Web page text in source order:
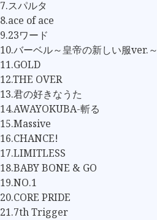
7.スパルタ
8.ace of ace
9.23ワード
10.バーベル～皇帝の新しい服ver.～
11.GOLD
12.THE OVER
13.君の好きなうた
14.AWAYOKUBA-斬る
15.Massive
16.CHANCE!
17.LIMITLESS
18.BABY BONE & GO
19.NO.1
20.CORE PRIDE
21.7th Trigger